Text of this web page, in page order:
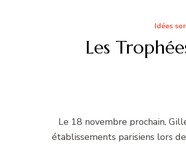
Idées
Les
Le 18 novembre prochain,
établissements parisiens lors